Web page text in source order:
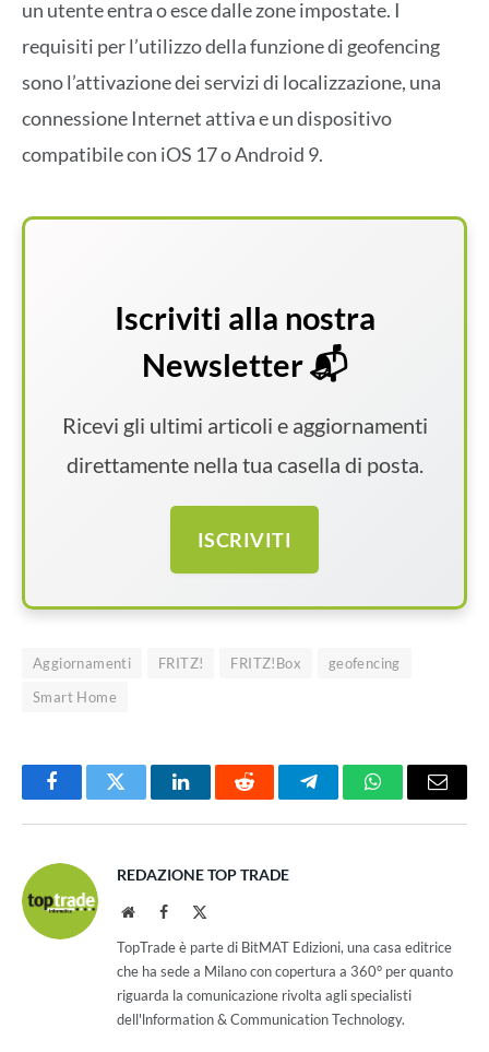
un utente entra o esce dalle zone impostate. I
requisiti per l’utilizzo della funzione di geofencing
sono l’attivazione dei servizi di localizzazione, una
connessione Internet attiva e un dispositivo
compatibile con iOS 17 o Android 9.
Iscriviti alla nostra
Newsletter 📬
Ricevi gli ultimi articoli e aggiornamenti
direttamente nella tua casella di posta.
ISCRIVITI
Aggiornamenti FRITZ! FRITZ!Box
geofencing
Smart Home
FacebookTwitter LinkedInReddit TelegramWhatsAppEmail
REDAZIONE TOP TRADE
WebsiteFacebook
TopTrade è parte di BitMAT Edizioni, una casa editrice
che ha sede a Milano con copertura a 360° per quanto
riguarda la comunicazione rivolta agli specialisti
dell'lnformation & Communication Technology.